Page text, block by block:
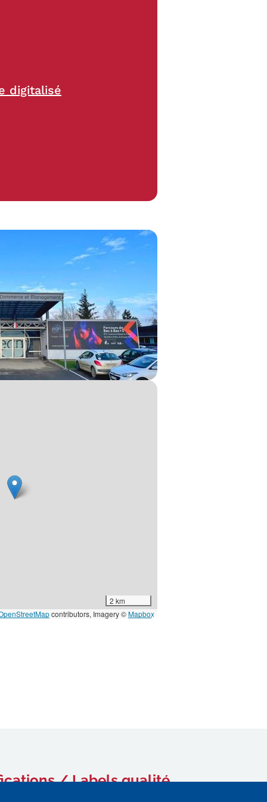
digitalisé
2 km
contributors, Imagery ©Mapbox
/ Labels qualité